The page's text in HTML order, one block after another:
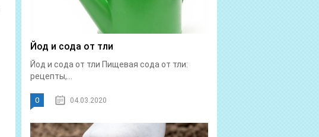
Йод и сода от тли
Йод и сода от тли Пищевая сода от тли:
рецепты,...
0 04.03.2020